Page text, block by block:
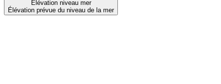
Élévation niveau mer
Élévation prévue du niveau de la mer